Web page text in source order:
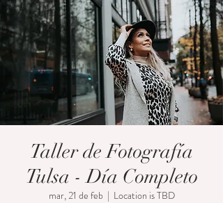
Taller de Fotografía
Tulsa - Día Completo
mar, 21 de feb
  |
Location is TBD